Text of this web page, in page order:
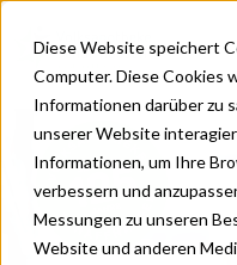
Diese Website speichert
Computer. Diese Cookies
Informationen darüber zu
unserer Website
Informationen, um Ihre
verbessern und
Messungen zu unseren
Website und anderen
Standorte
Dienstleistungen